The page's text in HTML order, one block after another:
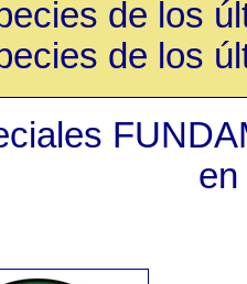
de los
de los